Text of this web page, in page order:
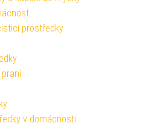
prostředky
praní
v domácnosti